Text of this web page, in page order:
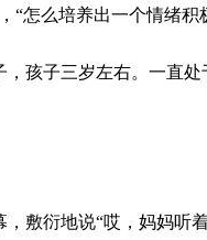
“怎么培养出一个情绪积
孩子三岁左右。一直
，敷衍地说“哎，妈妈听